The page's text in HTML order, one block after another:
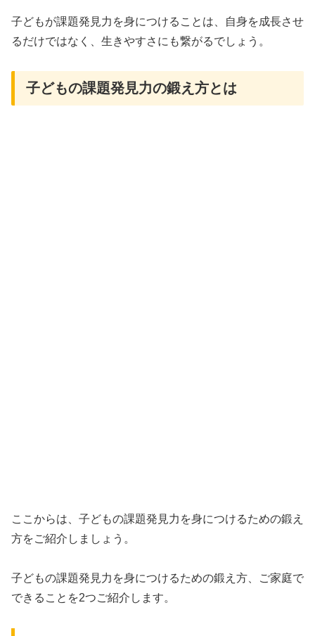
子どもが課題発見力を身につけることは、自身を成長させ
るだけではなく、生きやすさにも繋がるでしょう。
子どもの課題発見力の鍛え方とは
ここからは、子どもの課題発見力を身につけるための鍛え
方をご紹介しましょう。
子どもの課題発見力を身につけるための鍛え方、ご家庭で
できることを2つご紹介します。